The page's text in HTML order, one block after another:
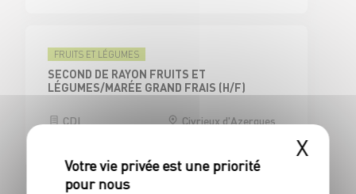
FRUITS ET LÉGUMES
SECOND DE RAYON FRUITS ET
LÉGUMES/MARÉE GRAND FRAIS (H/F)
CDI
Civrieux d'Azergues
X